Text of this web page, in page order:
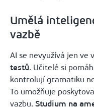
Umělá
vazbě
AI se nevyužívá jen ve
testů. Učitelé si
kontrolují gramatiku
To umožňuje
vazbu. Studium na